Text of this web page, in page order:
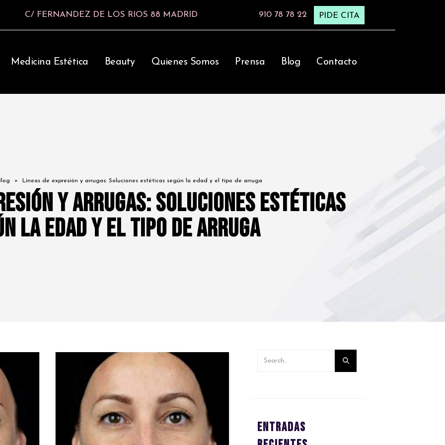
C/ FERNANDEZ DE LOS RIOS 88 MADRID 910 78 78 22 PIDE CITA
Medicina Estética Beauty Quienes Somos Prensa Blog Contacto
» Líneas de expresión y arrugas: Soluciones estéticas según la edad y el tipo de arruga
y arrugas: Soluciones estéticas
la edad y el tipo de arruga
Entradas